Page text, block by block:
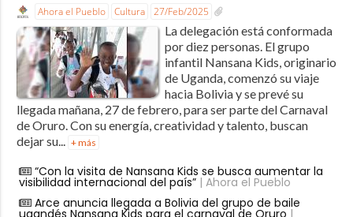
Ahora el Pueblo Cultura 27/Feb/2025
La delegación está conformada
por diez personas. El grupo
infantil Nansana Kids, originario
de Uganda, comenzó su viaje
hacia Bolivia y se prevé su
llegada mañana, 27 de febrero, para ser parte del Carnaval
de Oruro. Con su energía, creatividad y talento, buscan
dejar su... + más
“Con la visita de Nansana Kids se busca aumentar la
visibilidad internacional del país”| Ahora el Pueblo
Arce anuncia llegada a Bolivia del grupo de baile